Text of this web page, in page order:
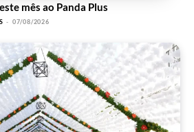
mês ao Panda Plus
- 07/08/2026